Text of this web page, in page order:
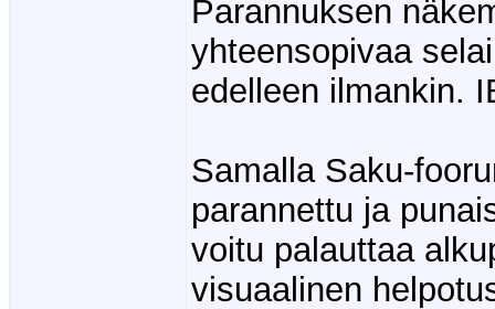
Parannuksen
yhteensopivaa
edelleen ilmankin.
Samalla Saku-
parannettu ja
voitu palauttaa
visuaalinen